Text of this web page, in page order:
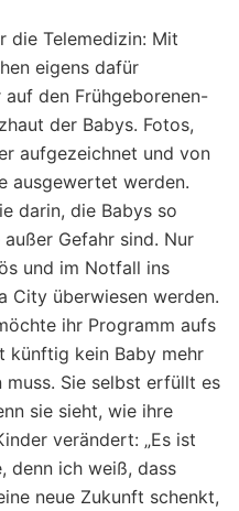
die Telemedizin: Mit
eigens dafür
den Frühgeborenen-
der Babys. Fotos,
aufgezeichnet und von
ausgewertet werden.
darin, die Babys so
Gefahr sind. Nur
und im Notfall ins
City überwiesen werden.
ihr Programm aufs
künftig kein Baby mehr
Sie selbst erfüllt es
sie sieht, wie ihre
verändert: „Es ist
denn ich weiß, dass
neue Zukunft schenkt,